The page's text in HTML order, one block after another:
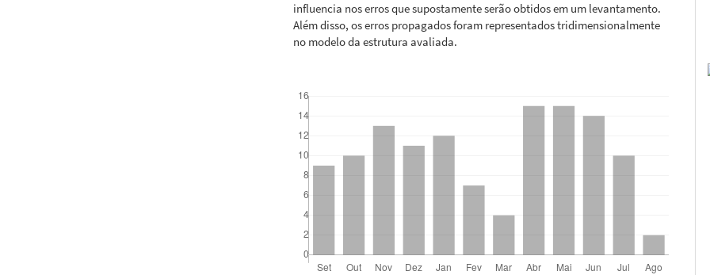
influencia nos erros que supostamente serão obtidos em um levantamento.
Além disso, os erros propagados foram representados tridimensionalmente
no modelo da estrutura avaliada.